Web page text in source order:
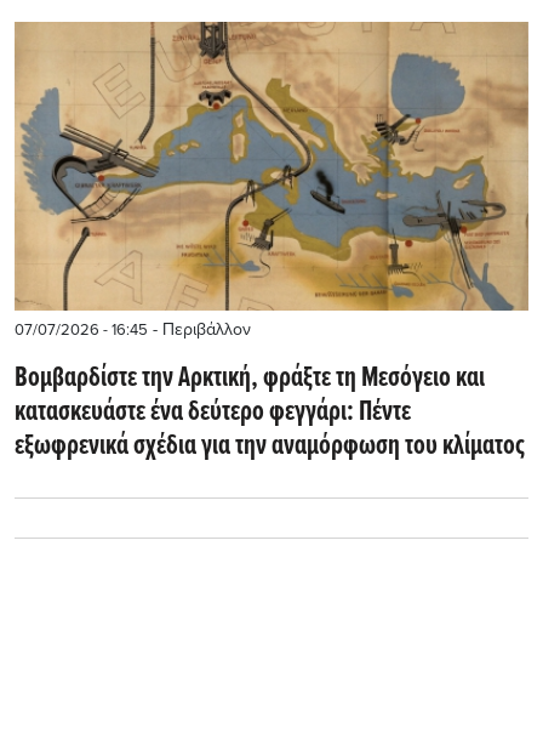
07/07/2026 - 16:45 - Περιβάλλον
Βομβαρδίστε την Αρκτική, φράξτε τη Μεσόγειο και
κατασκευάστε ένα δεύτερο φεγγάρι: Πέντε
εξωφρενικά σχέδια για την αναμόρφωση του κλίματος